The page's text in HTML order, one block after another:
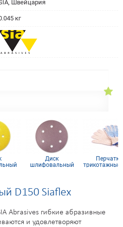
Швейцария
кг
Диск
шлифовальный
Перчатки
трикотажные
D150 Siaflex
Abrasives гибкие абразивные
и удовлетворяют